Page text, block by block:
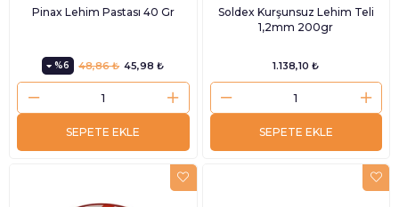
Pinax Lehim Pastası 40 Gr
%6 45,98 ₺
48,86 ₺
SEPETE EKLE
Soldex Kurşunsuz Lehim Teli
1,2mm 200gr
1.138,10 ₺
SEPETE EKLE